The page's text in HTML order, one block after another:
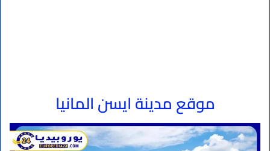
موقع مدينة ايسن المانيا